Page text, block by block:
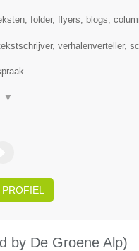
folder, flyers, blogs,
verhalenverteller,
▼
by De Groene Alp)